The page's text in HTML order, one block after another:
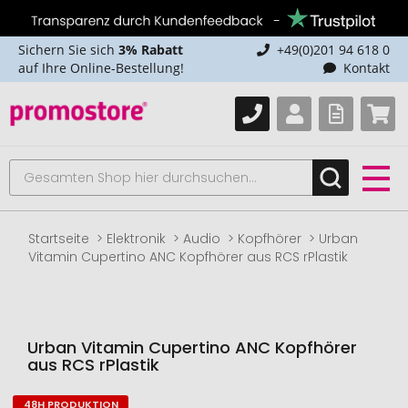
Sichern Sie sich 3% Rabatt
auf Ihre Online-Bestellung!
+49(0)201 94 618 0
Kontakt
Startseite Elektronik Audio Kopfhörer
Urban
Vitamin Cupertino ANC Kopfhörer aus RCS rPlastik
Urban Vitamin Cupertino ANC Kopfhörer
aus RCS rPlastik
48H PRODUKTION